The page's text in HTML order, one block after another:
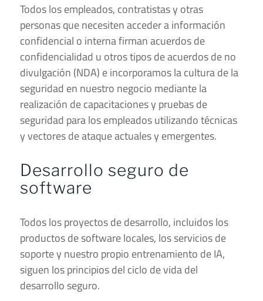
Todos los empleados, contratistas y otras
personas que necesiten acceder a información
confidencial o interna firman acuerdos de
confidencialidad u otros tipos de acuerdos de no
divulgación (NDA) e incorporamos la cultura de la
seguridad en nuestro negocio mediante la
realización de capacitaciones y pruebas de
seguridad para los empleados utilizando técnicas
y vectores de ataque actuales y emergentes.
Desarrollo seguro de
software
Todos los proyectos de desarrollo, incluidos los
productos de software locales, los servicios de
soporte y nuestro propio entrenamiento de IA,
siguen los principios del ciclo de vida del
desarrollo seguro.